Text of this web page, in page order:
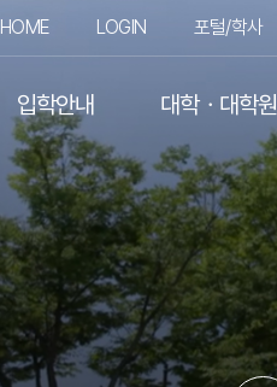
HOME LOGIN 포털/학사
입학안내 대학ㆍ대학원